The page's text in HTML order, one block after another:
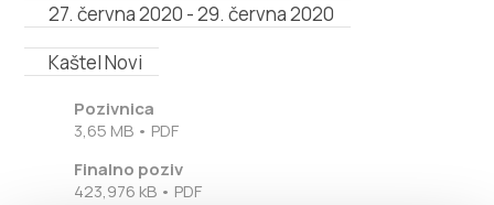
cs
info@kastela-info.hr
27. června 2020 - 29. června 2020
Kaštel Novi
Pozivnica
3,65 MB • PDF
Finalno poziv
423,976 kB • PDF